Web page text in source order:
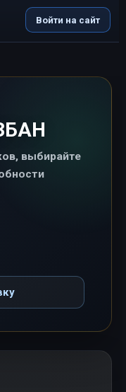
Войти на сайт
выбирайте